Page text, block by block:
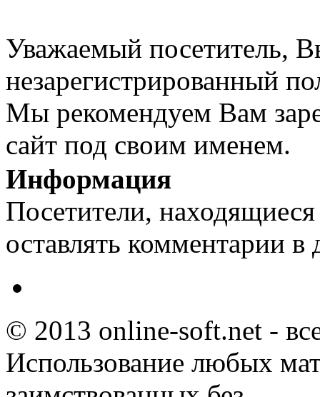
Уважаемый посетитель,
незарегистрированный
Мы рекомендуем Вам
сайт под своим именем.
Информация
Посетители,
оставлять комментарии в
© 2013 online-soft.net -
Использование любых